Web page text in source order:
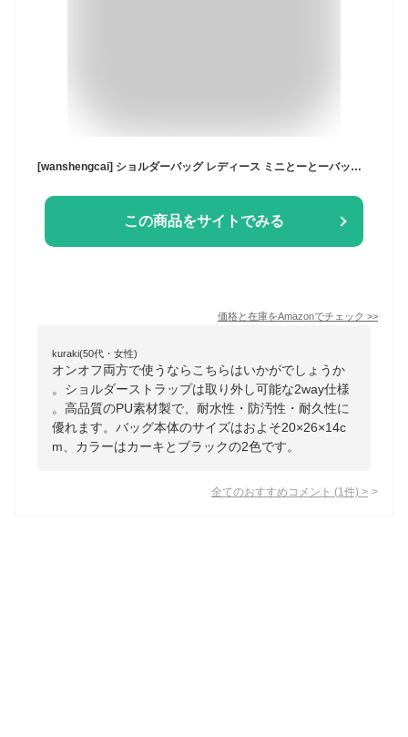
[wanshengcai] ショルダーバッグ レディース ミニとーとーバッグ レディース 防水加工を施し 長さ調節可能 肩掛け ハンドトート ファスナーポケット付き 軽量 大容量 柔らかい シンプル カジュアル 旅行 通勤 通学 (カーキ色)
この商品をサイトでみる
価格と在庫をAmazonでチェック >>
kuraki(50代・女性)
オンオフ両方で使うならこちらはいかがでしょうか
。ショルダーストラップは取り外し可能な2way仕様
。高品質のPU素材製で、耐水性・防汚性・耐久性に
優れます。バッグ本体のサイズはおよそ20×26×14c
m、カラーはカーキとブラックの2色です。
全てのおすすめコメント (1 件) >